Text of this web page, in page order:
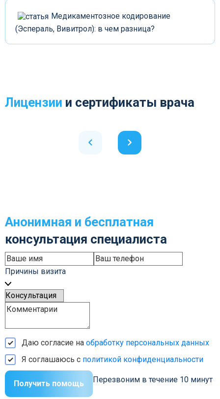
Медикаментозное кодирование
(Эспераль, Вивитрол): в чем разница?
Лицензии и сертификаты врача
Анонимная и бесплатная
консультация специалиста
Причины визита
Даю согласие на обработку персональных данных
Я соглашаюсь с политикой конфиденциальности
Получить помощь Перезвоним в течение 10 минут